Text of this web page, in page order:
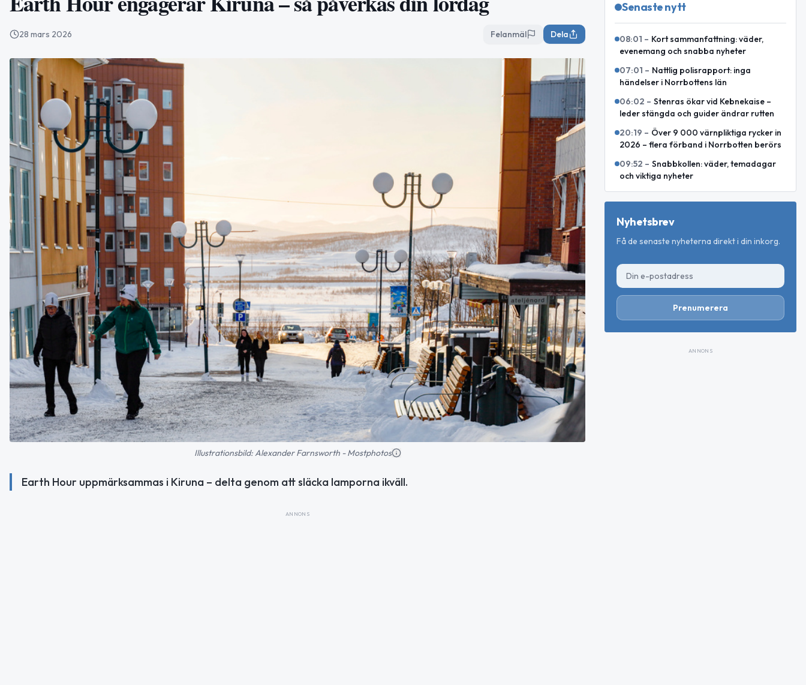
28 mars 2026 Felanmäl Dela
Illustrationsbild: Alexander Farnsworth - Mostphotos
Earth Hour uppmärksammas i Kiruna – delta genom att släcka lamporna ikväll.
ANNONS
Senaste nytt
08:01 – Kort sammanfattning: väder,
evenemang och snabba nyheter
07:01 – Nattlig polisrapport: inga
händelser i Norrbottens län
06:02 – Stenras ökar vid Kebnekaise –
leder stängda och guider ändrar rutten
20:19 – Över 9 000 värnpliktiga rycker in
2026 – flera förband i Norrbotten berörs
09:52 – Snabbkollen: väder, temadagar
och viktiga nyheter
Nyhetsbrev
Få de senaste nyheterna direkt i din inkorg.
Prenumerera
ANNONS